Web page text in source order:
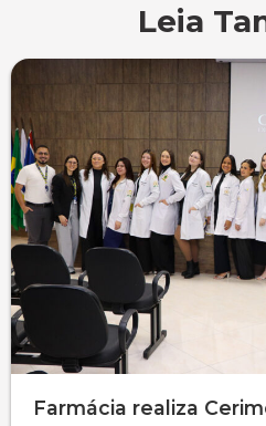
Leia
Farmácia realiza